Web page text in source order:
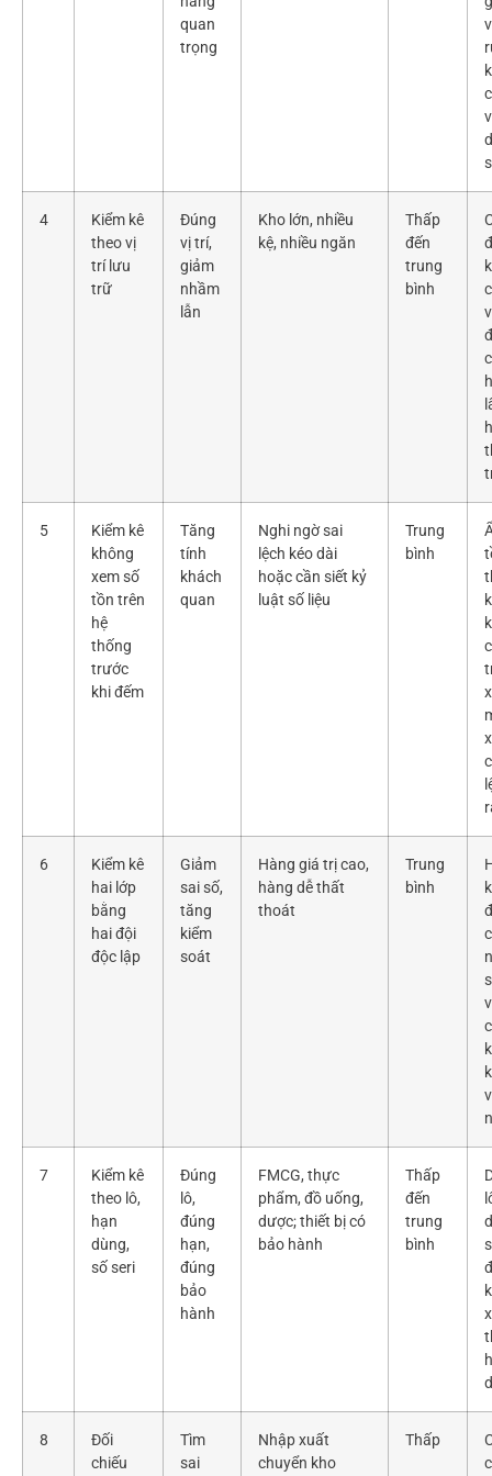
quan
trọng
4
Kiểm kê
theo vị
trí lưu
trữ
Đúng
vị trí,
giảm
nhầm
lẫn
Kho lớn, nhiều
kệ, nhiều ngăn
Thấp
đến
trung
bình
5
Kiểm kê
không
xem số
tồn trên
hệ
thống
trước
khi đếm
Tăng
tính
khách
quan
Nghi ngờ sai
lệch kéo dài
hoặc cần siết kỷ
luật số liệu
Trung
bình
6
Kiểm kê
hai lớp
bằng
hai đội
độc lập
Giảm
sai số,
tăng
kiểm
soát
Hàng giá trị cao,
hàng dễ thất
thoát
Trung
bình
7
Kiểm kê
theo lô,
hạn
dùng,
số seri
Đúng
lô,
đúng
hạn,
đúng
bảo
hành
FMCG, thực
phẩm, đồ uống,
dược; thiết bị có
bảo hành
Thấp
đến
trung
bình
8
Đối
chiếu
Tìm
sai
Nhập xuất
chuyển kho
Thấp